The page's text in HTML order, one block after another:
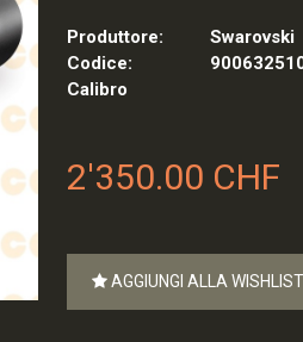
Produttore:
Swarovski
Codice:
Calibro
2'350.00 CHF
AGGIUNGI ALLA WISHLIST